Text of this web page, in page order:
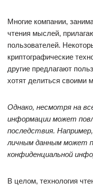
Многие компании,
чтения мыслей,
пользователей.
криптографические
другие предлагают
хотят делиться своими
Однако, несмотря на
информации может
последствия.
личным данным может
конфиденциальной
В целом, технология